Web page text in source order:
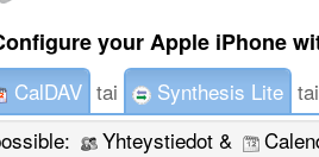
your Apple iPhone
CalDAV tai Synthesis Lite
Yhteystiedot &